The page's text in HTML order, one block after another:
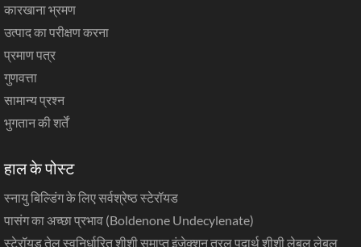
कारखाना भ्रमण
उत्पाद का परीक्षण करना
प्रमाण पत्र
गुणवत्ता
सामान्य प्रश्न
भुगतान की शर्तें
हाल के पोस्ट
स्नायु बिल्डिंग के लिए सर्वश्रेष्ठ स्टेरॉयड
पासंग का अच्छा प्रभाव (Boldenone Undecylenate)
स्टेरॉयड तेल स्वनिर्धारित शीशी समाप्त इंजेक्शन तरल पदार्थ शीशी लेबल लेबल